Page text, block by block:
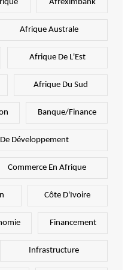
Afreximbank
Afrique Australe
Afrique De L'Est
Afrique Du Sud
Banque/Finance
Développement
Commerce En Afrique
Côte D'Ivoire
Financement
Infrastructure